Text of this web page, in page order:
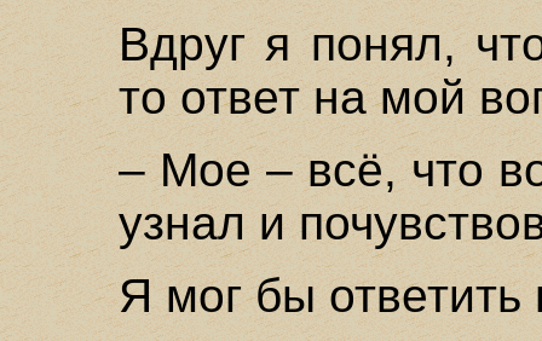
Вдруг я понял,
то ответ на мой
– Мое – всё, что
узнал и
Я мог бы ответить